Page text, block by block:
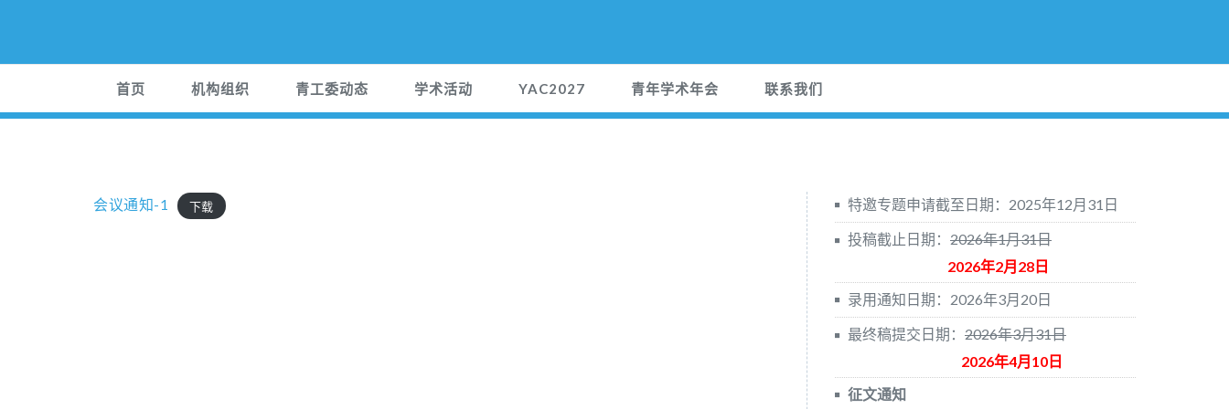
首页 机构组织 青工委动态 学术活动 YAC2027 青年学术年会 联系我们
会议通知-1 下载 特邀专题申请截至日期：2025年12月31日
投稿截止日期： 2026年1月31日
2026年2月28日
录用通知日期：2026年3月20日
最终稿提交日期： 2026年3月31日
2026年4月10日
征文通知